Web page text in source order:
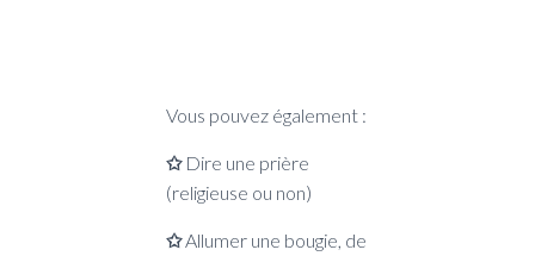
Vous pouvez également :
✩ Dire une prière
(religieuse ou non)
✩Allumer une bougie, de